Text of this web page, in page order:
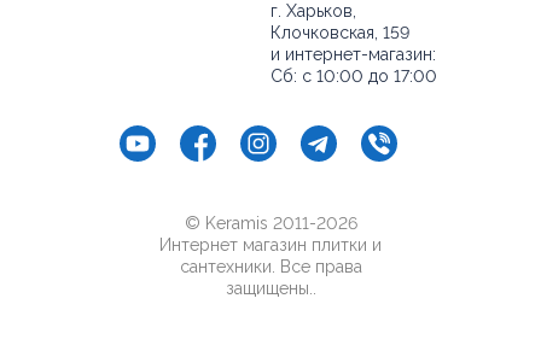
г. Харьков,
Клочковская, 159
и интернет-магазин:
Сб: с 10:00 до 17:00
© Keramis 2011-2026
Интернет магазин плитки и
сантехники. Все права
защищены..